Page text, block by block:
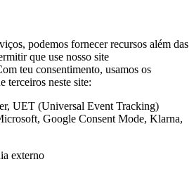
podemos fornecer recursos além das
que use nosso site
teu consentimento, usamos os
terceiros neste site:
UET (Universal Event Tracking)
Google Consent Mode, Klarna,
externo